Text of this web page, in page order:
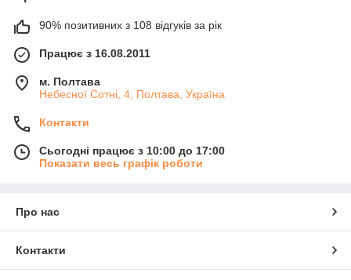
90% позитивних з 108 відгуків за рік
Працює з 16.08.2011
м. Полтава
Небесної Сотні, 4, Полтава, Україна
Контакти
Сьогодні працює з 10:00 до 17:00
Показати весь графік роботи
Про нас
Контакти